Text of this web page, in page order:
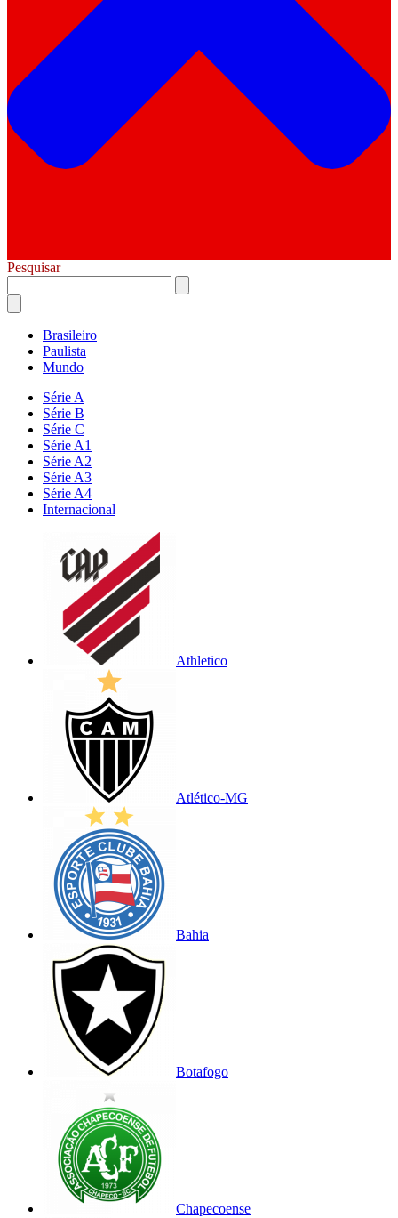
Pesquisar
Brasileiro
Paulista
Mundo
Série A
Série B
Série C
Série A1
Série A2
Série A3
Série A4
Internacional
Athletico
Atlético-MG
Bahia
Botafogo
Chapecoense